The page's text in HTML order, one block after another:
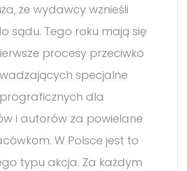
że wydawcy wznieśli
sądu. Tego roku mają się
procesy przeciwko
specjalne
dla
i autorów za powielane
W Polsce jest to
typu akcja. Za każdym